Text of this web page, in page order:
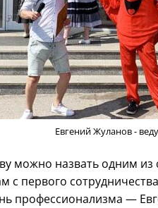
Евгений Жуланов -
можно назвать одним из
с первого
профессионализма —